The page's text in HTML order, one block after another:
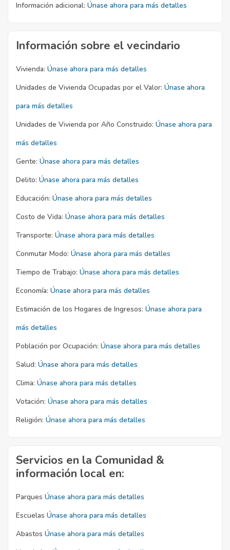
Información adicional: Únase ahora para más detalles
Información sobre el vecindario
Vivienda: Únase ahora para más detalles
Unidades de Vivienda Ocupadas por el Valor: Únase ahora
para más detalles
Unidades de Vivienda por Año Construido: Únase ahora para
más detalles
Gente: Únase ahora para más detalles
Delito: Únase ahora para más detalles
Educación: Únase ahora para más detalles
Costo de Vida: Únase ahora para más detalles
Transporte: Únase ahora para más detalles
Conmutar Modo: Únase ahora para más detalles
Tiempo de Trabajo: Únase ahora para más detalles
Economía: Únase ahora para más detalles
Estimación de los Hogares de Ingresos: Únase ahora para
más detalles
Población por Ocupación: Únase ahora para más detalles
Salud: Únase ahora para más detalles
Clima: Únase ahora para más detalles
Votación: Únase ahora para más detalles
Religión: Únase ahora para más detalles
Servicios en la Comunidad &
información local en:
Parques Únase ahora para más detalles
Escuelas Únase ahora para más detalles
Abastos Únase ahora para más detalles